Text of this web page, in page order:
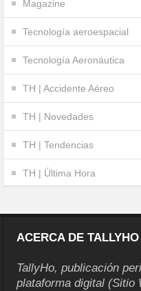
Magazine
Tecnología aeroespacial
Tecnología Aeronáutica
TH | Accidente Aéreo
TH | Novedades
TH | Tendencias
TH | Última Hora
ACERCA DE TALLYHO
TallyHo, publicación
plataforma digital (Sitio